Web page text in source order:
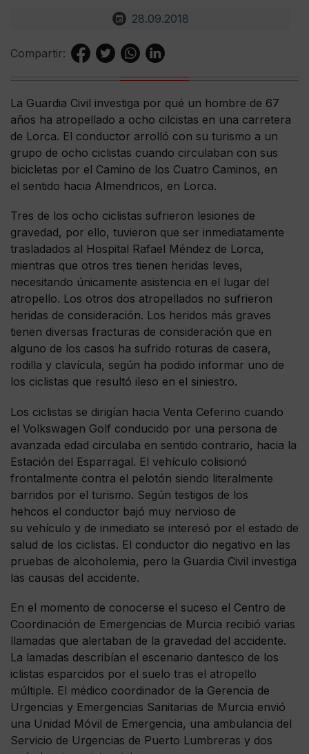
28.09.2018
Compartir:
La Guardia Civil investiga por qué un hombre de 67
años ha atropellado a ocho cilcistas en una carretera
de Lorca. El conductor arrolló con su turismo a un
grupo de ocho ciclistas cuando circulaban con sus
bicicletas por el Camino de los Cuatro Caminos, en
el sentido hacia Almendricos, en Lorca.
Tres de los ocho ciclistas sufrieron lesiones de
gravedad, por ello, tuvieron que ser inmediatamente
trasladados al Hospital Rafael Méndez de Lorca,
mientras que otros tres tienen heridas leves,
necesitando únicamente asistencia en el lugar del
atropello. Los otros dos atropellados no sufrieron
heridas de consideración. Los heridos más graves
tienen diversas fracturas de consideración que en
alguno de los casos ha sufrido roturas de casera,
rodilla y clavícula, según ha podido informar uno de
los ciclistas que resultó ileso en el siniestro.
Los ciclistas se dirigían hacia Venta Ceferino cuando
el Volkswagen Golf conducido por una persona de
avanzada edad circulaba en sentido contrario, hacia la
Estación del Esparragal. El vehículo colisionó
frontalmente contra el pelotón siendo literalmente
barridos por el turismo. Según testigos de los
hehcos el conductor bajó muy nervioso de
su vehículo y de inmediato se interesó por el estado de
salud de los ciclistas. El conductor dio negativo en las
pruebas de alcoholemia, pero la Guardia Civil investiga
las causas del accidente.
En el momento de conocerse el suceso el Centro de
Coordinación de Emergencias de Murcia recibió varias
llamadas que alertaban de la gravedad del accidente.
La lamadas describían el escenario dantesco de los
iclistas esparcidos por el suelo tras el atropello
múltiple. El médico coordinador de la Gerencia de
Urgencias y Emergencias Sanitarias de Murcia envió
una Unidad Móvil de Emergencia, una ambulancia del
Servicio de Urgencias de Puerto Lumbreras y dos